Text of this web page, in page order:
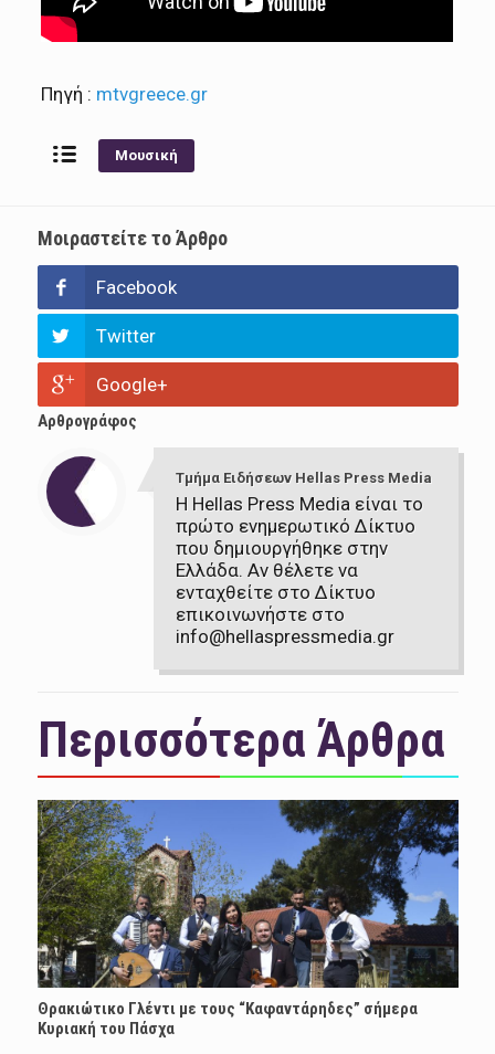
Πηγή : mtvgreece.gr
Μουσική
Μοιραστείτε το Άρθρο
Facebook
Twitter
Google+
Αρθρογράφος
Τμήμα Ειδήσεων Hellas Press Media
Η Hellas Press Media είναι το
πρώτο ενημερωτικό Δίκτυο
που δημιουργήθηκε στην
Ελλάδα. Αν θέλετε να
ενταχθείτε στο Δίκτυο
επικοινωνήστε στο
info@hellaspressmedia.gr
Περισσότερα Άρθρα
Θρακιώτικο Γλέντι με τους “Καφαντάρηδες” σήμερα
Κυριακή του Πάσχα